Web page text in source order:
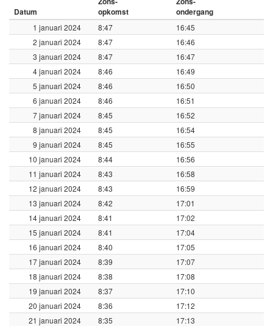
Datum
opkomst
ondergang
1 januari 2024 8:47
16:45
2 januari 2024
8:47
16:46
3 januari 2024
8:47
16:47
4 januari 2024
8:46
16:49
5 januari 2024
8:46
16:50
6 januari 2024
8:46
16:51
7 januari 2024
8:45
16:52
8 januari 2024
8:45
16:54
9 januari 2024
8:45
16:55
10 januari 2024
8:44
16:56
11 januari 2024
8:43
16:58
12 januari 2024
8:43
16:59
13 januari 2024
8:42
17:01
14 januari 2024
8:41
17:02
15 januari 2024
8:41
17:04
16 januari 2024
8:40
17:05
17 januari 2024
8:39
17:07
18 januari 2024
8:38
17:08
19 januari 2024
8:37
17:10
20 januari 2024
8:36
17:12
21 januari 2024
8:35
17:13